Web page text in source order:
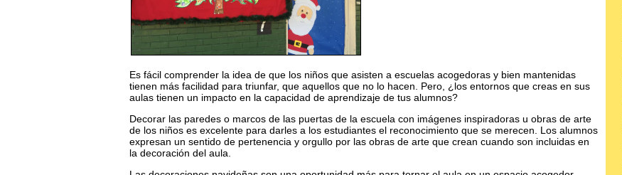
Es fácil comprender la idea de que los niños que asisten a escuelas acogedoras y bien mantenidas
tienen más facilidad para triunfar, que aquellos que no lo hacen. Pero, ¿los entornos que creas en sus
aulas tienen un impacto en la capacidad de aprendizaje de tus alumnos?
Decorar las paredes o marcos de las puertas de la escuela con imágenes inspiradoras u obras de arte
de los niños es excelente para darles a los estudiantes el reconocimiento que se merecen. Los alumnos
expresan un sentido de pertenencia y orgullo por las obras de arte que crean cuando son incluidas en
la decoración del aula.